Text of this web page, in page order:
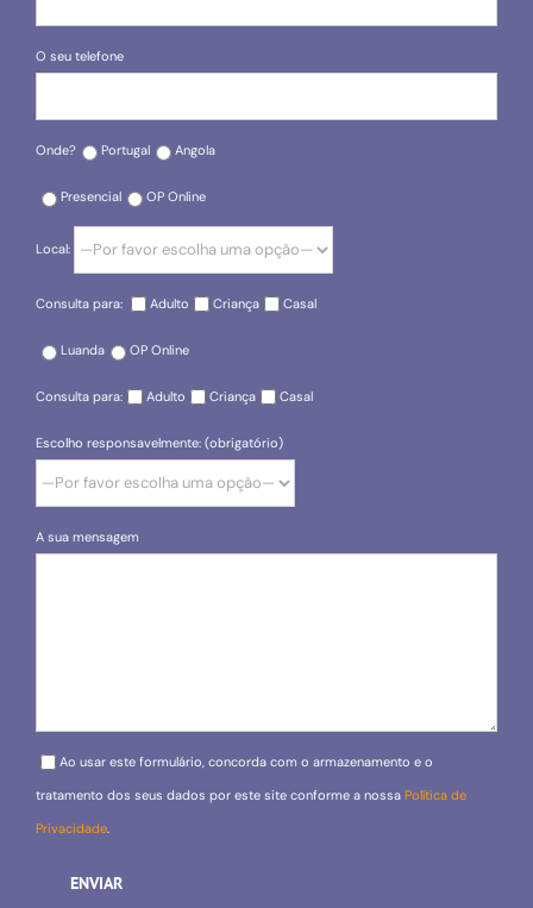
O seu telefone
Onde? Portugal Angola
Presencial OP Online
Local:
Consulta para: Adulto Criança Casal
Luanda OP Online
Consulta para: Adulto Criança Casal
Escolho responsavelmente: (obrigatório)
A sua mensagem
Please leave this field empty.
Ao usar este formulário, concorda com o armazenamento e o
tratamento dos seus dados por este site conforme a nossa Política de
Privacidade